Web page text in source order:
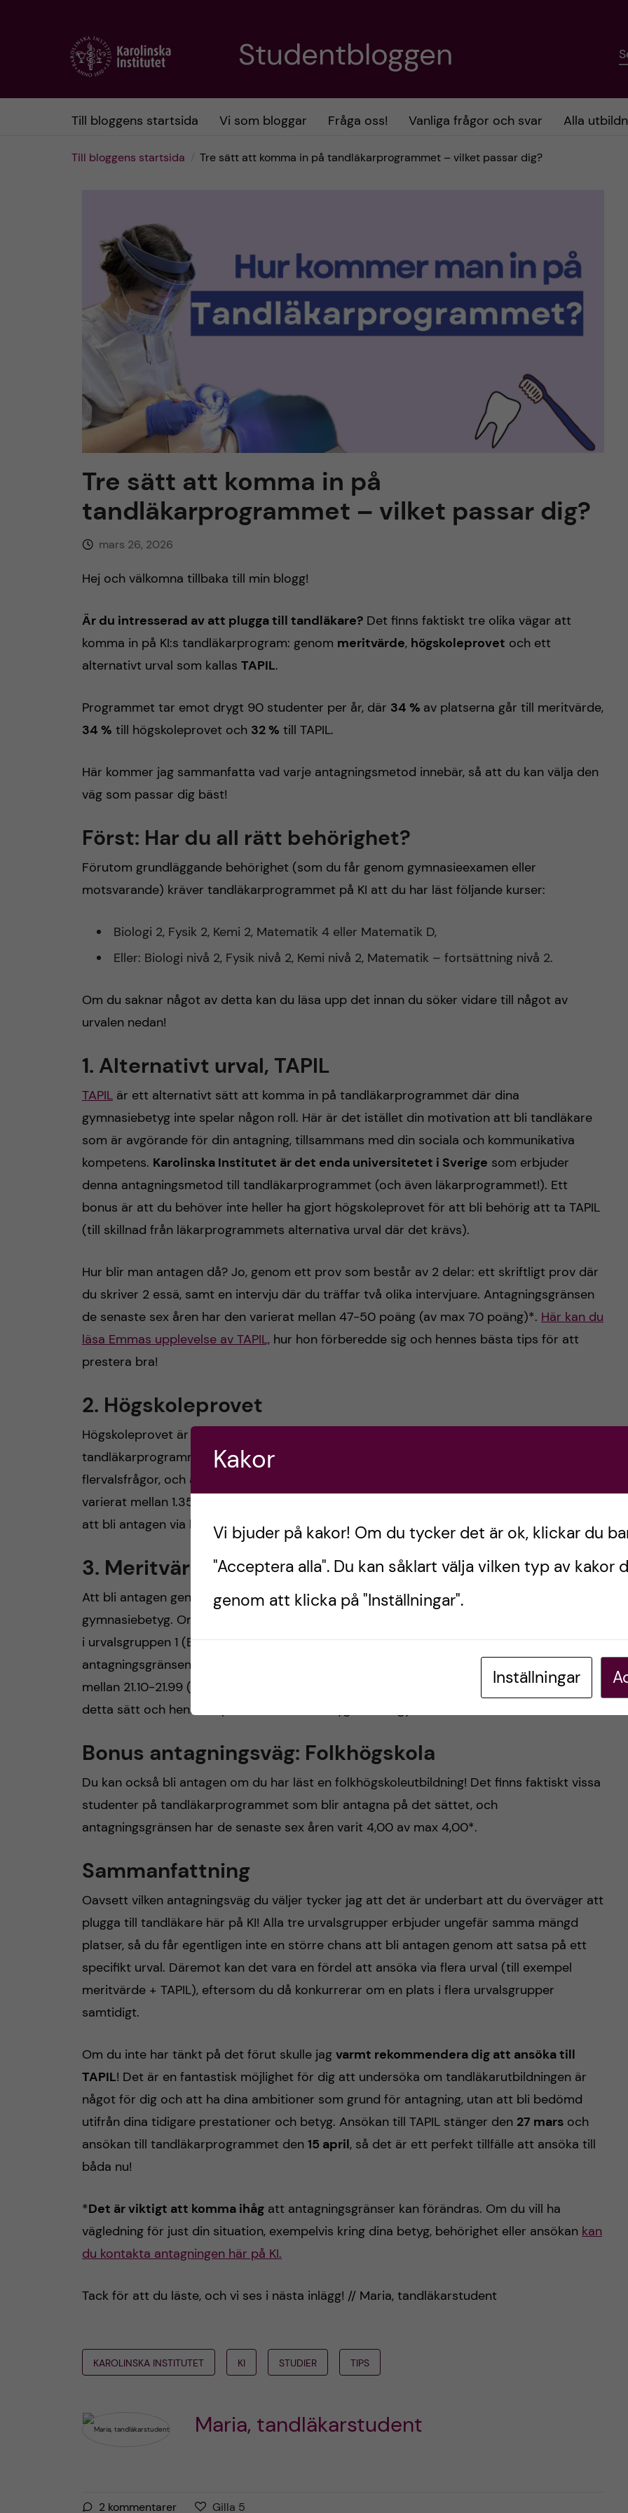
Studentbloggen
Till bloggens startsida Vi som bloggar Fråga oss! Vanliga frågor och svar Alla
Till bloggens startsida Tre sätt att komma in på tandläkarprogrammet – vilket passar dig?
Tre sätt att komma in på
tandläkarprogrammet – vilket passar dig?
mars 26, 2026
Hej och välkomna tillbaka till min blogg!
Är du intresserad av att plugga till tandläkare? Det finns faktiskt tre olika vägar att
komma in på KI:s tandläkarprogram: genom meritvärde, högskoleprovet och ett
alternativt urval som kallas TAPIL.
Programmet tar emot drygt 90 studenter per år, där 34 % av platserna går till meritvärde,
34 % till högskoleprovet och 32 % till TAPIL.
Här kommer jag sammanfatta vad varje antagningsmetod innebär, så att du kan välja den
väg som passar dig bäst!
Först: Har du all rätt behörighet?
Förutom grundläggande behörighet (som du får genom gymnasieexamen eller
motsvarande) kräver tandläkarprogrammet på KI att du har läst följande kurser:
Biologi 2, Fysik 2, Kemi 2, Matematik 4 eller Matematik D,
Eller: Biologi nivå 2, Fysik nivå 2, Kemi nivå 2, Matematik – fortsättning nivå 2.
Om du saknar något av detta kan du läsa upp det innan du söker vidare till något av
urvalen nedan!
1. Alternativt urval, TAPIL
TAPIL är ett alternativt sätt att komma in på tandläkarprogrammet där dina
gymnasiebetyg inte spelar någon roll. Här är det istället din motivation att bli tandläkare
som är avgörande för din antagning, tillsammans med din sociala och kommunikativa
kompetens. Karolinska Institutet är det enda universitetet i Sverige som erbjuder
denna antagningsmetod till tandläkarprogrammet (och även läkarprogrammet!). Ett
bonus är att du behöver inte heller ha gjort högskoleprovet för att bli behörig att ta TAPIL
(till skillnad från läkarprogrammets alternativa urval där det krävs).
Hur blir man antagen då? Jo, genom ett prov som består av 2 delar: ett skriftligt prov där
du skriver 2 essä, samt en intervju där du träffar två olika intervjuare. Antagningsgränsen
de senaste sex åren har den varierat mellan 47-50 poäng (av max 70 poäng)*. Här kan du
läsa Emmas upplevelse av TAPIL, hur hon förberedde sig och hennes bästa tips för att
prestera bra!
2. Högskoleprovet
Högskoleprovet är ett välkänt prov som också kan ge dig en plats på
tandläkarprogrammet på KI. Antagningen baseras på ditt resultat på provets
flervalsfrågor, och antagningsgränsen för tandläkarprogrammet har de senaste sex åren
varierat mellan 1.35-1.50 poäng av max 2.0 poäng*.
att bli antagen via högskoleprovet och hennes tips för att nå ett högt resultat!
3. Meritvärde
Att bli antagen genom meritvärde innebär att du ansöker till programmet med dina
gymnasiebetyg. Om du inte har kompletterat (med till exempel komvuxkurser) hamnar du
i urvalsgruppen 1 (BI), annars hamnar du i urvalsgruppen 2 (BII). De senaste 6 åren har
antagningsgränsen för tandläkarprogrammet varierat: för BI mellan 20.63-21.35 och för BII
mellan 21.10-21.99 (av max 22.50)*.
av att bli antagen via
detta sätt och hennes tips för att få bra betyg redan i gymnasiet!
Bonus antagningsväg: Folkhögskola
Du kan också bli antagen om du har läst en folkhögskoleutbildning! Det finns faktiskt vissa
studenter på tandläkarprogrammet som blir antagna på det sättet, och
antagningsgränsen har de senaste sex åren varit 4,00 av max 4,00*.
Sammanfattning
Oavsett vilken antagningsväg du väljer tycker jag att det är underbart att du överväger att
plugga till tandläkare här på KI! Alla tre urvalsgrupper erbjuder ungefär samma mängd
platser, så du får egentligen inte en större chans att bli antagen genom att satsa på ett
specifikt urval. Däremot kan det vara en fördel att ansöka via flera urval (till exempel
meritvärde + TAPIL), eftersom du då konkurrerar om en plats i flera urvalsgrupper
samtidigt.
Om du inte har tänkt på det förut skulle jag varmt rekommendera dig att ansöka till
TAPIL! Det är en fantastisk möjlighet för dig att undersöka om tandläkarutbildningen är
något för dig och att ha dina ambitioner som grund för antagning, utan att bli bedömd
utifrån dina tidigare prestationer och betyg. Ansökan till TAPIL stänger den 27 mars och
ansökan till tandläkarprogrammet den 15 april, så det är ett perfekt tillfälle att ansöka till
båda nu!
*Det är viktigt att komma ihåg att antagningsgränser kan förändras. Om du vill ha
vägledning för just din situation, exempelvis kring dina betyg, behörighet eller ansökan kan
du kontakta antagningen här på KI.
Tack för att du läste, och vi ses i nästa inlägg! // Maria, tandläkarstudent
KAROLINSKA INSTITUTET KI STUDIER TIPS
Maria, tandläkarstudent
2 kommentarer G
Gilla 5
Kakor
Vi bjuder på kakor! Om du tycker det är ok, klickar du
"Acceptera alla". Du kan såklart välja vilken typ av kakor
genom att klicka på "Inställningar".
Inställningar